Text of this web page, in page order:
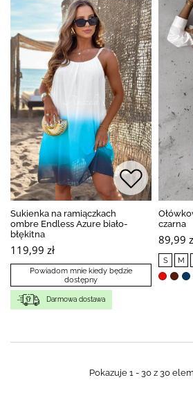
Sukienka na ramiączkach
ombre Endless Azure biało-
błękitna
119,99 zł
Powiadom mnie kiedy będzie
dostępny
Darmowa dostawa
czarna
89,99
S M
Pokazuje 1 - 30 z 30